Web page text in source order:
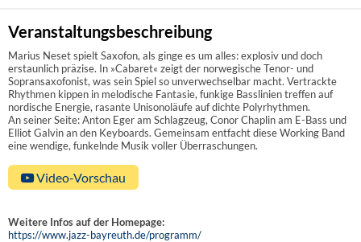
Veranstaltungsbeschreibung
Marius Neset spielt Saxofon, als ginge es um alles: explosiv und doch
erstaunlich präzise. In »Cabaret« zeigt der norwegische Tenor- und
Sopransaxofonist, was sein Spiel so unverwechselbar macht. Vertrackte
Rhythmen kippen in melodische Fantasie, funkige Basslinien treffen auf
nordische Energie, rasante Unisonoläufe auf dichte Polyrhythmen.
An seiner Seite: Anton Eger am Schlagzeug, Conor Chaplin am E-Bass und
Elliot Galvin an den Keyboards. Gemeinsam entfacht diese Working Band
eine wendige, funkelnde Musik voller Überraschungen.
Video-Vorschau
Weitere Infos auf der Homepage:
https://www.jazz-bayreuth.de/programm/